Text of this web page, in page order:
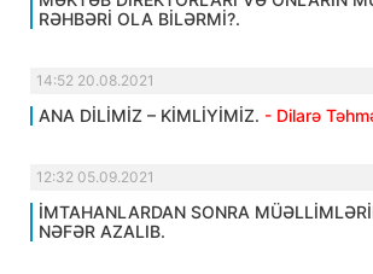
RƏHBƏRİ OLA BİLƏRMİ?.
14:52 20.08.2021
ANA DİLİMİZ – KİMLİYİMİZ. - Dilarə
12:32 05.09.2021
İMTAHANLARDAN SONRA
NƏFƏR AZALIB.